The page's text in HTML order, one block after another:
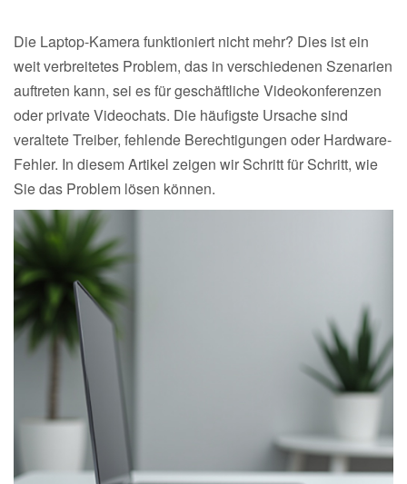
Die Laptop-Kamera funktioniert nicht mehr? Dies ist ein
weit verbreitetes Problem, das in verschiedenen Szenarien
auftreten kann, sei es für geschäftliche Videokonferenzen
oder private Videochats. Die häufigste Ursache sind
veraltete Treiber, fehlende Berechtigungen oder Hardware-
Fehler. In diesem Artikel zeigen wir Schritt für Schritt, wie
Sie das Problem lösen können.